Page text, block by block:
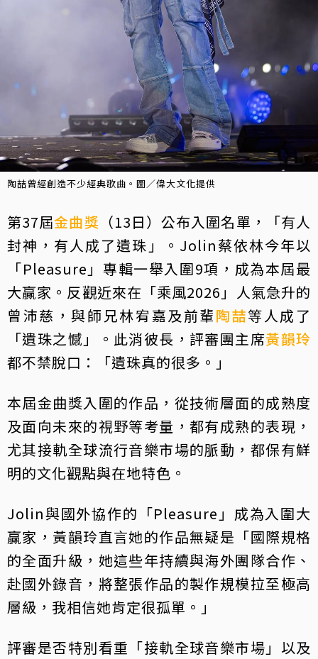
陶喆曾經創造不少經典歌曲。圖／偉大文化提供
第37屆金曲獎 （13日）公布入圍名單，「有人
封神，有人成了遺珠」。Jolin蔡依林今年以
「Pleasure」專輯一舉入圍9項，成為本屆最
大贏家。反觀近來在「乘風2026」人氣急升的
曾沛慈，與師兄林宥嘉及前輩陶喆等人成了
「遺珠之憾」。此消彼長，評審團主席黃韻玲
都不禁脫口：「遺珠真的很多。」
本屆金曲獎入圍的作品，從技術層面的成熟度
及面向未來的視野等考量，都有成熟的表現，
尤其接軌全球流行音樂市場的脈動，都保有鮮
明的文化觀點與在地特色。
Jolin與國外協作的「Pleasure」成為入圍大
贏家，黃韻玲直言她的作品無疑是「國際規格
的全面升級，她這些年持續與海外團隊合作、
赴國外錄音，將整張作品的製作規模拉至極高
層級，我相信她肯定很孤單。」
評審是否特別看重「接軌全球音樂市場」以及